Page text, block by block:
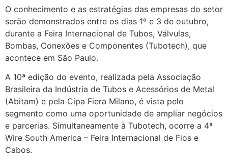
O conhecimento e as estratégias das empresas do setor
serão demonstrados entre os dias 1º e 3 de outubro,
durante a Feira Internacional de Tubos, Válvulas,
Bombas, Conexões e Componentes (Tubotech), que
acontece em São Paulo.
A 10ª edição do evento, realizada pela Associação
Brasileira da Indústria de Tubos e Acessórios de Metal
(Abitam) e pela Cipa Fiera Milano, é vista pelo
segmento como uma oportunidade de ampliar negócios
e parcerias. Simultaneamente à Tubotech, ocorre a 4ª
Wire South America – Feira Internacional de Fios e
Cabos.